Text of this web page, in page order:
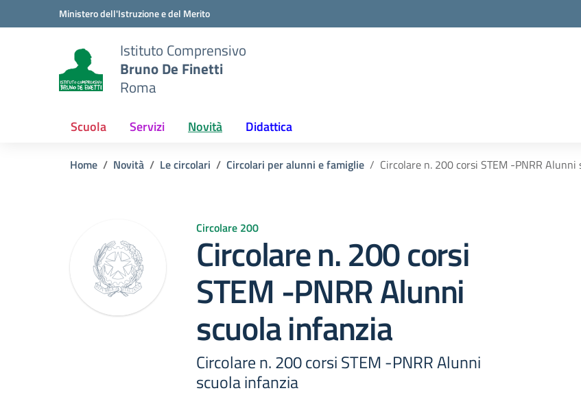
Vai ai contenuti
Vai al menu di navigazioneMinistero dell'Istruzione e del Merito
Istituto Comprensivo
Bruno De Finetti
Roma
Scuola Servizi Novità Didattica
Home Novità Le circolari Circolari per alunni e famiglie Circolare n. 200 corsi STEM -PNRR
Circolare 200
Circolare n. 200 corsi
STEM -PNRR Alunni
scuola infanzia
Circolare n. 200 corsi STEM -PNRR Alunni
scuola infanzia